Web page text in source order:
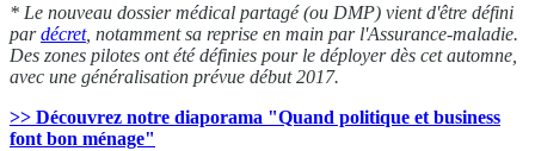
* Le nouveau dossier médical partagé (ou DMP) vient d'être défini
pardécret, notamment sa reprise en main par l'Assurance-maladie.
Des zones pilotes ont été définies pour le déployer dès cet automne,
avec une généralisation prévue début 2017.
>> Découvrez notre diaporama "Quand politique et business
font bon ménage"